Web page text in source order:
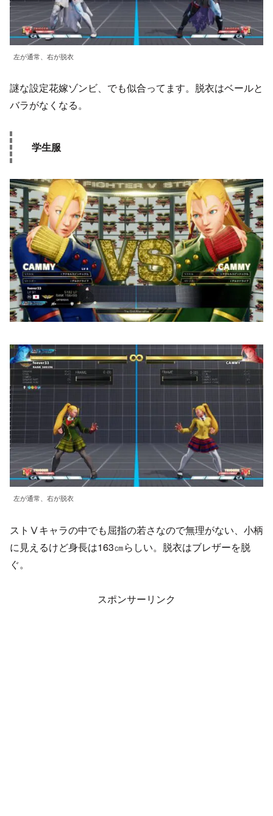
左が通常、右が脱衣
謎な設定花嫁ゾンビ、でも似合ってます。脱衣はベールと
バラがなくなる。
学生服
左が通常、右が脱衣
ストⅤキャラの中でも屈指の若さなので無理がない、小柄
に見えるけど身長は163㎝らしい。脱衣はブレザーを脱
ぐ。
スポンサーリンク